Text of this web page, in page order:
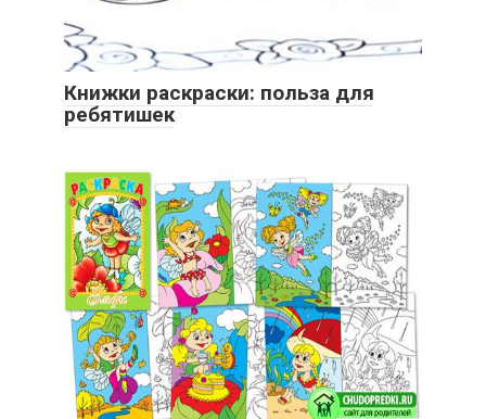
Книжки раскраски: польза для
ребятишек